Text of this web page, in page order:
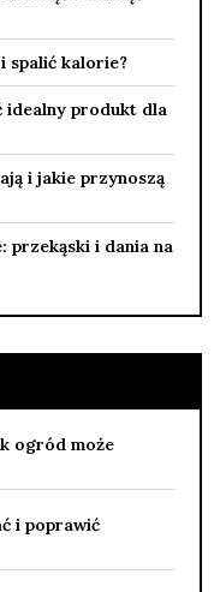
spalić kalorie?
idealny produkt dla
i jakie przynoszą
przekąski i dania na
ogród może
i poprawić